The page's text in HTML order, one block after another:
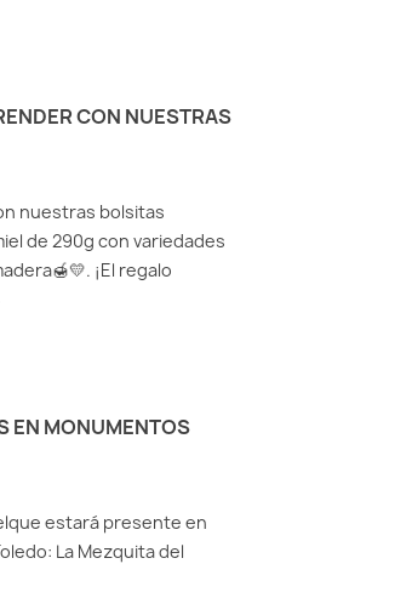
CON NUESTRAS
nuestras bolsitas
de 290g con variedades
¡El regalo
EN MONUMENTOS
estará presente en
La Mezquita del